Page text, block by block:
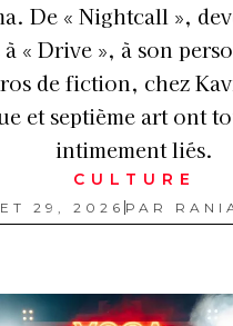
De « Nightcall »,
à « Drive », à son
de fiction, chez
et septième art ont
intimement liés.
CULTURE
29, 2026 PAR